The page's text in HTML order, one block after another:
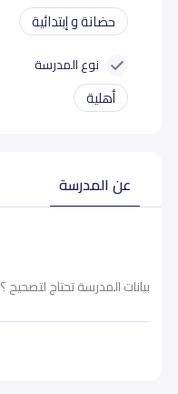
حضانة و إبتدائية
نوع المدرسة
أهلية
عن المدرسة
بيانات المدرسة تحتاج لتصحيح ؟